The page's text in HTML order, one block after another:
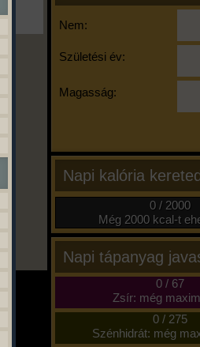
Nem:
Születési év:
Magasság:
Napi kalória kereted
0 / 2000
Még 2000 kcal-t
Napi tápanyag
0/ 67
Zsír: még
0/ 275
Szénhidrát: még